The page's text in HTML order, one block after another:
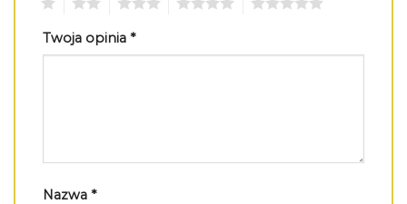
Twoja opinia *
Nazwa *